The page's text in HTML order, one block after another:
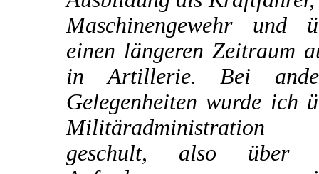
Maschinengewehr und
einen längeren Zeitraum
in Artillerie. Bei
Gelegenheiten wurde ich
Militäradministration
geschult, also über